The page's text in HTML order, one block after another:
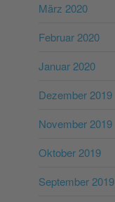
März 2020
Februar 2020
Januar 2020
Dezember 2019
November 2019
Oktober 2019
September 2019